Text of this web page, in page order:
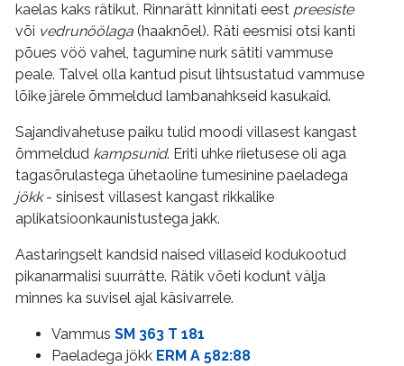
kaelas kaks rätikut. Rinnarätt kinnitati eest preesiste
või vedrunöölaga (haaknõel). Räti eesmisi otsi kanti
põues vöö vahel, tagumine nurk sätiti vammuse
peale. Talvel olla kantud pisut lihtsustatud vammuse
lõike järele õmmeldud lambanahkseid kasukaid.
Sajandivahetuse paiku tulid moodi villasest kangast
õmmeldud kampsunid. Eriti uhke riietusese oli aga
tagasõrulastega ühetaoline tumesinine paeladega
jökk- sinisest villasest kangast rikkalike
aplikatsioonkaunistustega jakk.
Aastaringselt kandsid naised villaseid kodukootud
pikanarmalisi suurrätte. Rätik võeti kodunt välja
minnes ka suvisel ajal käsivarrele.
Vammus SM 363 T 181
Paeladega jökk ERM A 582:88